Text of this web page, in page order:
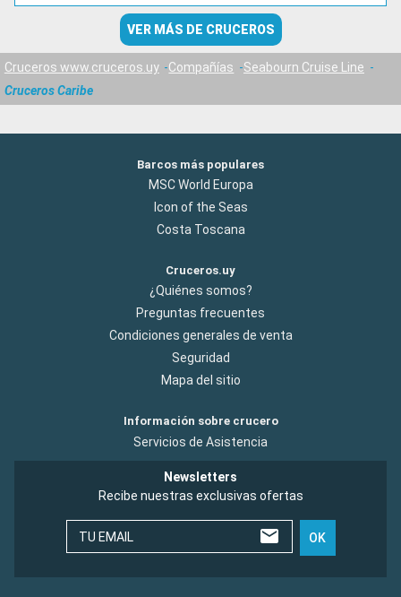
VER MÁS DE CRUCEROS
Cruceros www.cruceros.uy Compañías
Seabourn Cruise Line
Cruceros Caribe
Barcos más populares
MSC World Europa
Icon of the Seas
Costa Toscana
Cruceros.uy
¿Quiénes somos?
Preguntas frecuentes
Condiciones generales de venta
Seguridad
Mapa del sitio
Información sobre crucero
Servicios de Asistencia
Newsletters
Recibe nuestras exclusivas ofertas
TU EMAIL OK